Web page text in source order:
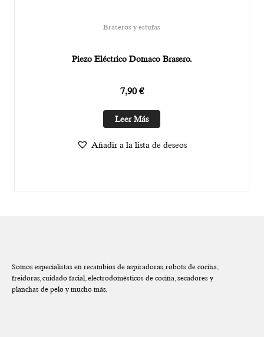
Braseros y estufas
Piezo Eléctrico Domaco Brasero.
7,90€
Leer Más
Añadir a la lista de deseos
Somos especialistas en recambios de aspiradoras, robots de cocina,
freidoras, cuidado facial, electrodomésticos de cocina, secadores y
planchas de pelo y mucho más.